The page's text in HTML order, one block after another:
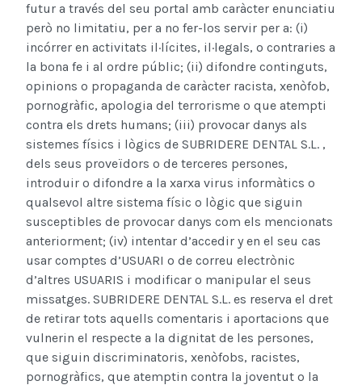
futur a través del seu portal amb caràcter enunciatiu
però no limitatiu, per a no fer-los servir per a: (i)
incórrer en activitats il·lícites, il·legals, o contraries a
la bona fe i al ordre públic; (ii) difondre continguts,
opinions o propaganda de caràcter racista, xenòfob,
pornogràfic, apologia del terrorisme o que atempti
contra els drets humans; (iii) provocar danys als
sistemes físics i lògics de SUBRIDERE DENTAL S.L. ,
dels seus proveïdors o de terceres persones,
introduir o difondre a la xarxa virus informàtics o
qualsevol altre sistema físic o lògic que siguin
susceptibles de provocar danys com els mencionats
anteriorment; (iv) intentar d’accedir y en el seu cas
usar comptes d’USUARI o de correu electrònic
d’altres USUARIS i modificar o manipular el seus
missatges. SUBRIDERE DENTAL S.L. es reserva el dret
de retirar tots aquells comentaris i aportacions que
vulnerin el respecte a la dignitat de les persones,
que siguin discriminatoris, xenòfobs, racistes,
pornogràfics, que atemptin contra la joventut o la